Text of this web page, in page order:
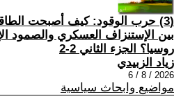
(3) حرب الوقود: كيف أصبحت
بين الإستنزاف العسكري والصمود
روسيا؟ الجزء الثاني 2-2
زياد الزبيدي
2026 / 8 / 6
مواضيع وابحاث سياسية